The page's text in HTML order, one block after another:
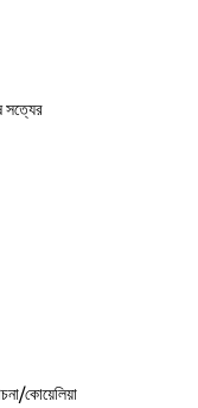
সত্যের
কোয়েলিয়া